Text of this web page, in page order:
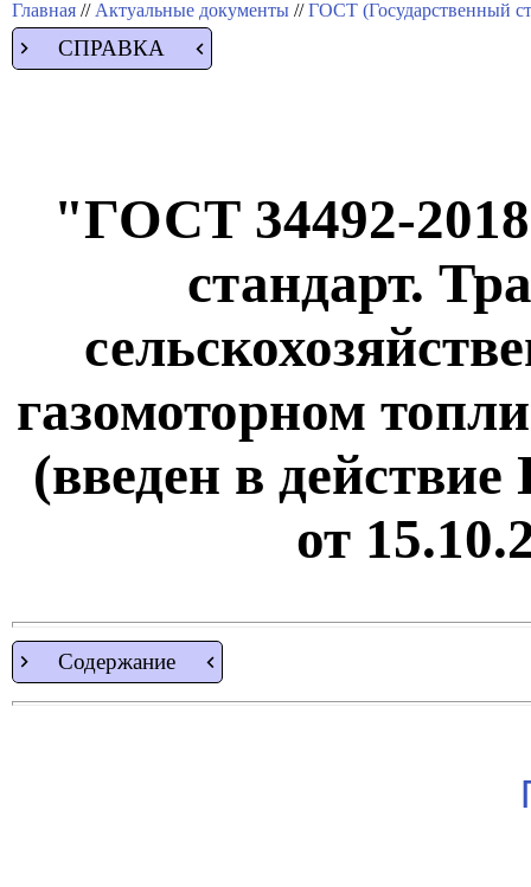
Главная // Актуальные документы //ГОСТ (Государственный
СПРАВКА
"ГОСТ 34492-
стандарт.
газомоторном
(введен в
от
Содержание